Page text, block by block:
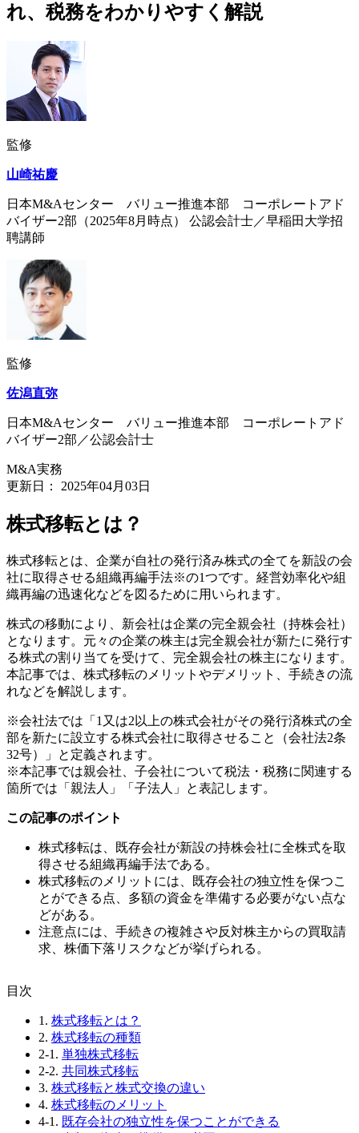
れ、税務をわかりやすく解説
監修
山崎祐慶
日本M&Aセンター バリュー推進本部 コーポレートアド
バイザー2部（2025年8月時点） 公認会計士／早稲田大学招
聘講師
監修
佐潟直弥
日本M&Aセンター バリュー推進本部 コーポレートアド
バイザー2部／公認会計士
M&A実務
更新日： 2025年04月03日
株式移転とは？
株式移転とは、企業が自社の発行済み株式の全てを新設の会
社に取得させる組織再編手法※の1つです。経営効率化や組
織再編の迅速化などを図るために用いられます。
株式の移動により、新会社は企業の完全親会社（持株会社）
となります。元々の企業の株主は完全親会社が新たに発行す
る株式の割り当てを受けて、完全親会社の株主になります。
本記事では、株式移転のメリットやデメリット、手続きの流
れなどを解説します。
※会社法では「1又は2以上の株式会社がその発行済株式の全
部を新たに設立する株式会社に取得させること（会社法2条
32号）」と定義されます。
※本記事では親会社、子会社について税法・税務に関連する
箇所では「親法人」「子法人」と表記します。
この記事のポイント
株式移転は、既存会社が新設の持株会社に全株式を取
得させる組織再編手法である。
株式移転のメリットには、既存会社の独立性を保つこ
とができる点、多額の資金を準備する必要がない点な
どがある。
注意点には、手続きの複雑さや反対株主からの買取請
求、株価下落リスクなどが挙げられる。
⽬次
1. 株式移転とは？
2. 株式移転の種類
2-1. 単独株式移転
2-2. 共同株式移転
3. 株式移転と株式交換の違い
4. 株式移転のメリット
4-1. 既存会社の独立性を保つことができる